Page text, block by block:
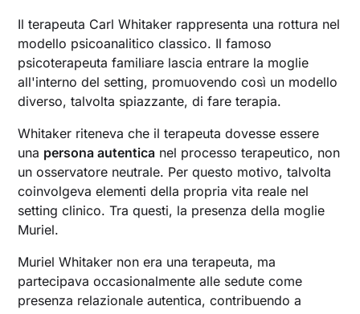
Il terapeuta Carl Whitaker rappresenta una rottura nel
modello psicoanalitico classico. Il famoso
psicoterapeuta familiare lascia entrare la moglie
all'interno del setting, promuovendo così un modello
diverso, talvolta spiazzante, di fare terapia.
Whitaker riteneva che il terapeuta dovesse essere
una persona autentica nel processo terapeutico, non
un osservatore neutrale. Per questo motivo, talvolta
coinvolgeva elementi della propria vita reale nel
setting clinico. Tra questi, la presenza della moglie
Muriel.
Muriel Whitaker non era una terapeuta, ma
partecipava occasionalmente alle sedute come
presenza relazionale autentica, contribuendo a